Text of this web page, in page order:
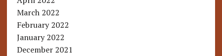
March 2022
February 2022
January 2022
December 2021